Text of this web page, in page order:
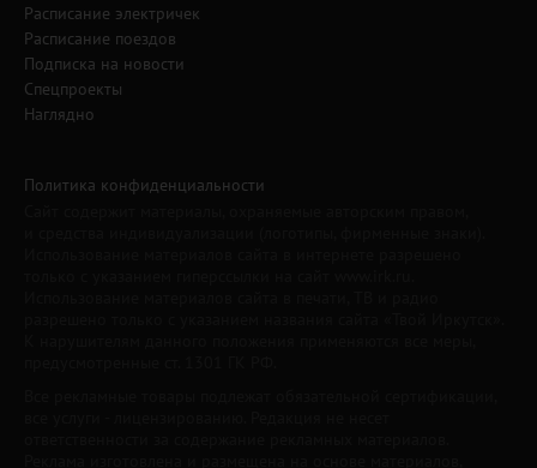
Расписание электричек
Расписание поездов
Подписка на новости
Спецпроекты
Наглядно
Политика конфиденциальности